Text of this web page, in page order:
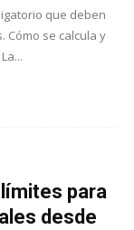
que deben
Cómo se calcula y
para
desde